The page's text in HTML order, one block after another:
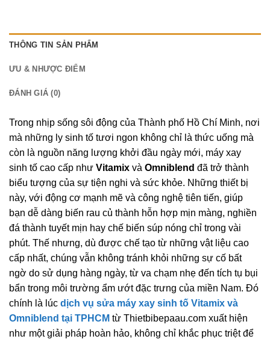
THÔNG TIN SẢN PHẨM
ƯU & NHƯỢC ĐIỂM
ĐÁNH GIÁ (0)
Trong nhịp sống sôi động của Thành phố Hồ Chí Minh, nơi
mà những ly sinh tố tươi ngon không chỉ là thức uống mà
còn là nguồn năng lượng khởi đầu ngày mới, máy xay
sinh tố cao cấp như Vitamix và Omniblend đã trở thành
biểu tượng của sự tiện nghi và sức khỏe. Những thiết bị
này, với động cơ mạnh mẽ và công nghệ tiên tiến, giúp
bạn dễ dàng biến rau củ thành hỗn hợp mịn màng, nghiền
đá thành tuyết mịn hay chế biến súp nóng chỉ trong vài
phút. Thế nhưng, dù được chế tạo từ những vật liệu cao
cấp nhất, chúng vẫn không tránh khỏi những sự cố bất
ngờ do sử dụng hàng ngày, từ va chạm nhẹ đến tích tụ bụi
bẩn trong môi trường ẩm ướt đặc trưng của miền Nam. Đó
chính là lúc dịch vụ sửa máy xay sinh tố Vitamix và
Omniblend tại TPHCM từ Thietbibepaau.com xuất hiện
như một giải pháp hoàn hảo, không chỉ khắc phục triệt để